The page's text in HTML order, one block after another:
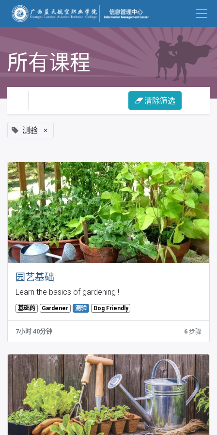
所有课程
清除筛选
测验 ×
园艺基础
Learn the basics of gardening !
基础的 Gardener 测验 Dog Friendly
7小时 40分钟 6 步骤